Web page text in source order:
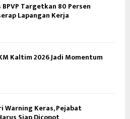
BPVP Targetkan 80 Persen
Lapangan Kerja
Kaltim 2026 Jadi Momentum
Warning Keras, Pejabat